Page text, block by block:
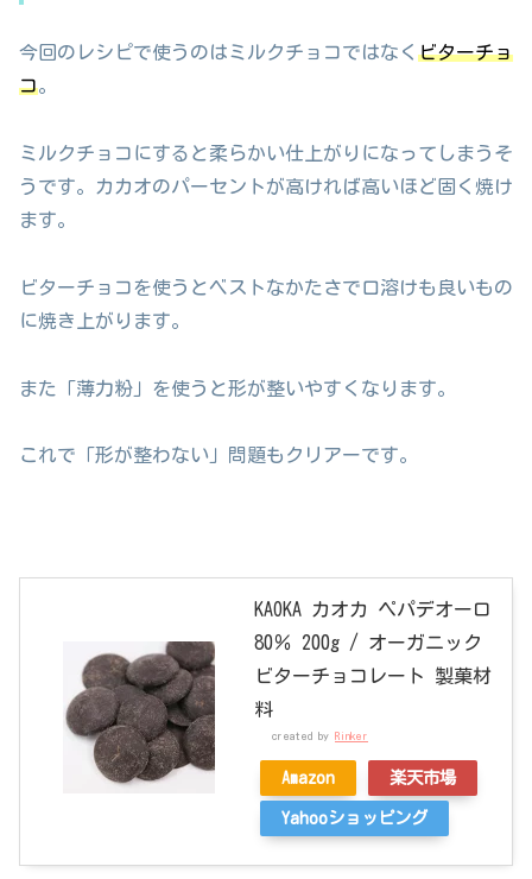
今回のレシピで使うのはミルクチョコではなく ビターチョ
コ。
ミルクチョコにすると柔らかい仕上がりになってしまうそ
うです。カカオのパーセントが高ければ高いほど固く焼け
ます。
ビターチョコを使うとベストなかたさで口溶けも良いもの
に焼き上がります。
また「薄力粉」を使うと形が整いやすくなります。
これで「形が整わない」問題もクリアーです。
KAOKA カオカ ペパデオーロ
80％ 200g / オーガニック
ビターチョコレート 製菓材
料
created by Rinker
Amazon 楽天市場
Yahooショッピング